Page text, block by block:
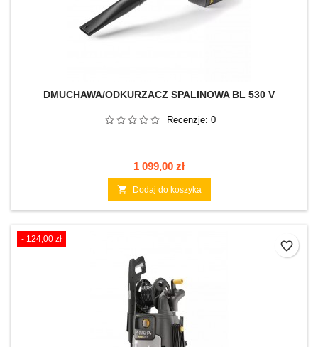
DMUCHAWA/ODKURZACZ SPALINOWA BL 530 V
Recenzje: 0
Cena
1 099,00 zł
 Dodaj do koszyka
- 124,00 zł favorite_border